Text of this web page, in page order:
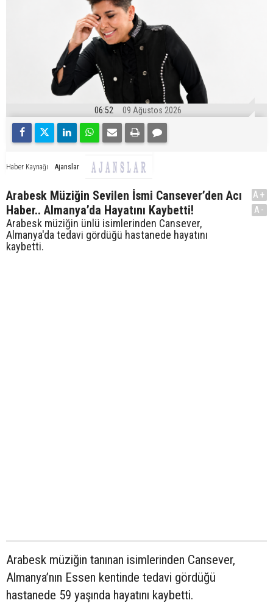
06:52 09 Ağustos 2026
Haber Kaynağı Ajanslar
Arabesk Müziğin Sevilen İsmi Cansever’den Acı
Haber.. Almanya’da Hayatını Kaybetti!
Arabesk müziğin ünlü isimlerinden Cansever,
Almanya'da tedavi gördüğü hastanede hayatını
kaybetti.
A+
A-
Arabesk müziğin tanınan isimlerinden Cansever,
Almanya’nın Essen kentinde tedavi gördüğü
hastanede 59 yaşında hayatını kaybetti.